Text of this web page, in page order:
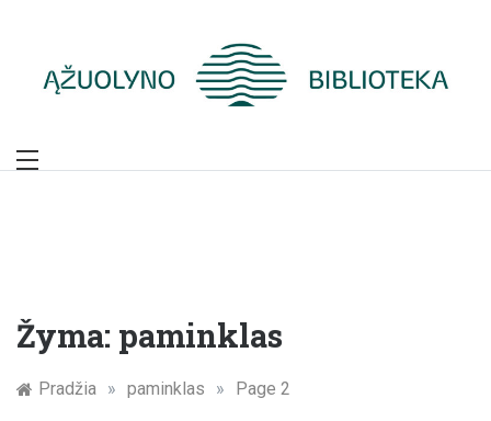
Žymūs Kauno
Žyma: paminklas
Pradžia » paminklas » Page 2